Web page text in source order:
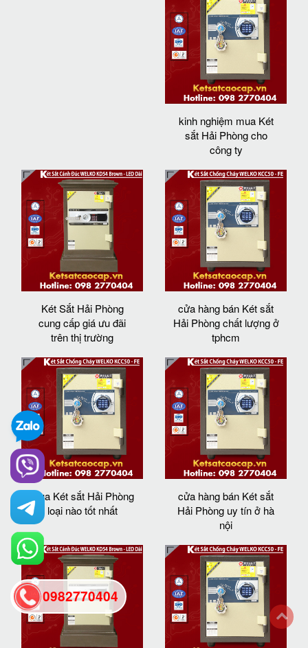
kinh nghiệm mua Két
sắt Hải Phòng cho
công ty
Két Sắt Hải Phòng
cung cấp giá ưu đãi
trên thị trường
cửa hàng bán Két sắt
Hải Phòng chất lượng ở
tphcm
mua Két sắt Hải Phòng
loại nào tốt nhất
cửa hàng bán Két sắt
Hải Phòng uy tín ở hà
nội
0982770404